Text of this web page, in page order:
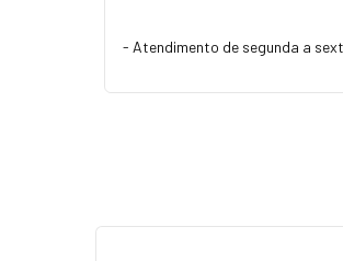
- Atendimento de segunda a